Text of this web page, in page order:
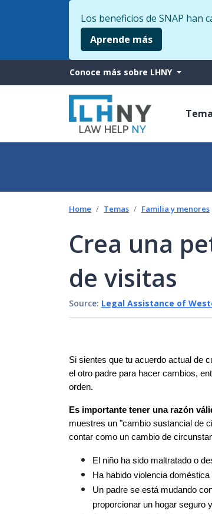
Los beneficios de SNAP han
Aprende más
More
from
LHNY
Conoce más sobre LHNY
Home Temas Familia y menores
Crea una
de visitas
Source: Legal Assistance of
Si sientes que tu acuerdo actual de
el otro padre para hacer cambios,
orden.
Es importante tener una razón
muestres un "cambio sustancial de
contar como un cambio de
El niño ha sido maltratado o
Ha habido violencia doméstica
Un padre se está mudando
proporcionar un hogar seguro